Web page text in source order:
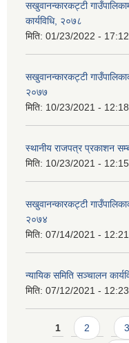
सखुवानन्कारकट्टी
कार्यविधि, २०७८
मिति: 01/23/2022 - 17:12
सखुवानन्कारकट्टी
२०७७
मिति: 10/23/2021 - 12:18
स्थानीय राजपत्र प्रकाशन
मिति: 10/23/2021 - 12:15
सखुवानन्कारकट्टी
२०७४
मिति: 07/14/2021 - 12:21
न्यायिक समिति सञ्चालन
मिति: 07/12/2021 - 12:23
Pages
1 2 3